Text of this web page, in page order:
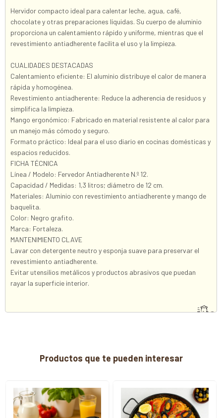
Hervidor compacto ideal para calentar leche, agua, café,
chocolate y otras preparaciones líquidas. Su cuerpo de aluminio
proporciona un calentamiento rápido y uniforme, mientras que el
revestimiento antiadherente facilita el uso y la limpieza.
CUALIDADES DESTACADAS
Calentamiento eficiente: El aluminio distribuye el calor de manera
rápida y homogénea.
Revestimiento antiadherente: Reduce la adherencia de residuos y
simplifica la limpieza.
Mango ergonómico: Fabricado en material resistente al calor para
un manejo más cómodo y seguro.
Formato práctico: Ideal para el uso diario en cocinas domésticas y
espacios reducidos.
FICHA TÉCNICA
Línea / Modelo: Fervedor Antiadherente N.º 12.
Capacidad / Medidas: 1,3 litros; diámetro de 12 cm.
Materiales: Aluminio con revestimiento antiadherente y mango de
baquelita.
Color: Negro grafito.
Marca: Fortaleza.
MANTENIMIENTO CLAVE
Lavar con detergente neutro y esponja suave para preservar el
revestimiento antiadherente.
Evitar utensilios metálicos y productos abrasivos que puedan
rayar la superficie interior.
Productos que te pueden interesar